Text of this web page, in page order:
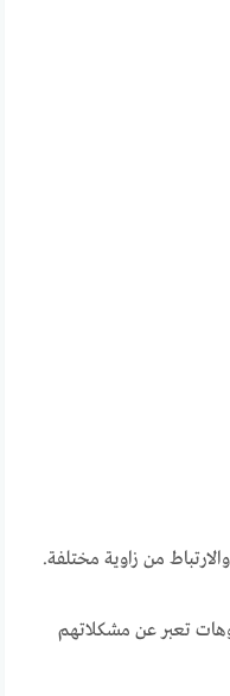
من زاوية مختلفة.
تعبر عن مشكلاتهم